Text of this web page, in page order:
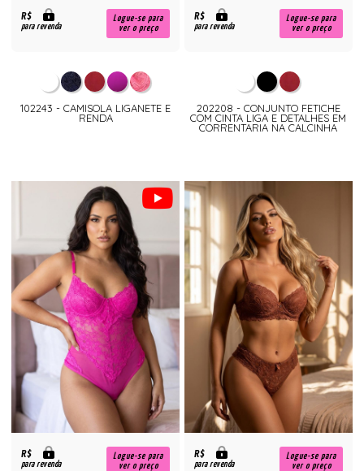
R$
para revenda
Logue-se para
ver o preço
102243 - CAMISOLA LIGANETE E
RENDA
R$
para revenda
Logue-se para
ver o preço
202208 - CONJUNTO FETICHE
COM CINTA LIGA E DETALHES EM
CORRENTARIA NA CALCINHA
R$
para revenda
Logue-se para
ver o preço
R$
para revenda
Logue-se para
ver o preço